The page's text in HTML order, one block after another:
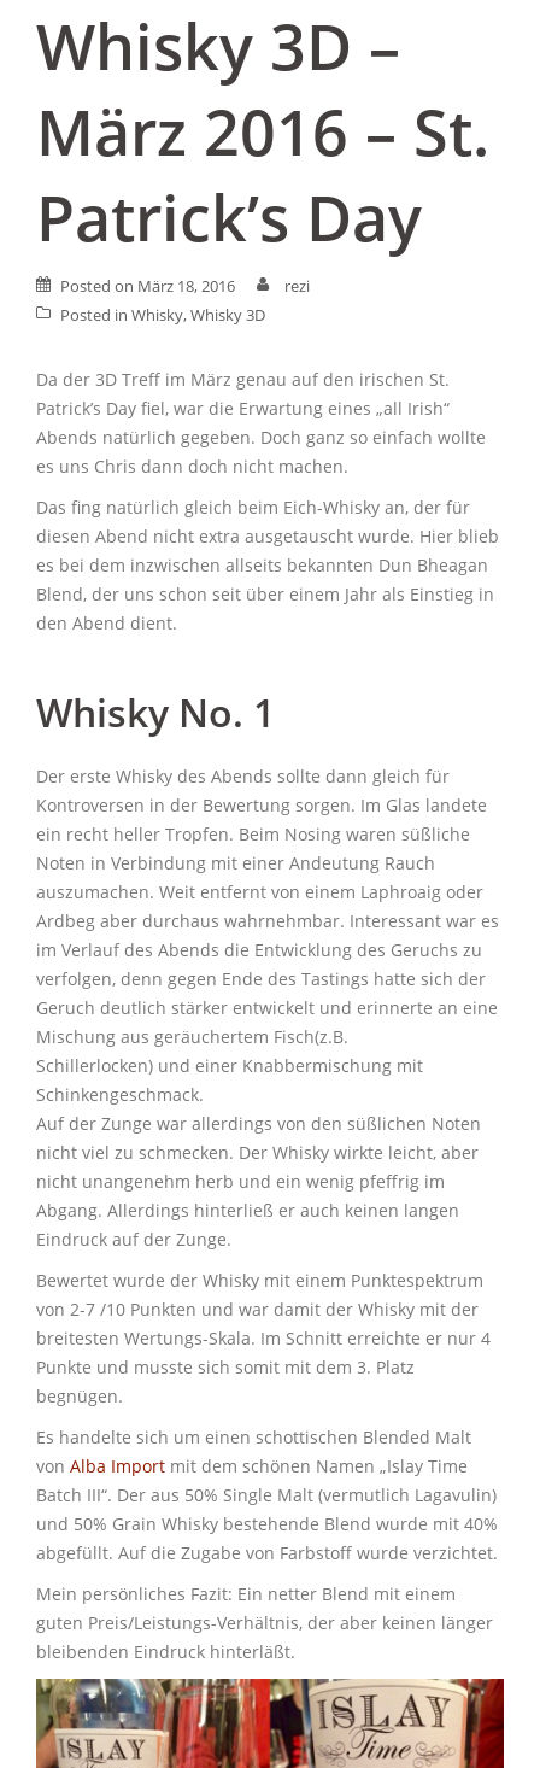
Whisky 3D –
März 2016 – St.
Patrick’s Day
Posted on März 18, 2016
rezi
Posted in Whisky,Whisky 3D
Da der 3D Treff im März genau auf den irischen St.
Patrick’s Day fiel, war die Erwartung eines „all Irish“
Abends natürlich gegeben. Doch ganz so einfach wollte
es uns Chris dann doch nicht machen.
Das fing natürlich gleich beim Eich-Whisky an, der für
diesen Abend nicht extra ausgetauscht wurde. Hier blieb
es bei dem inzwischen allseits bekannten Dun Bheagan
Blend, der uns schon seit über einem Jahr als Einstieg in
den Abend dient.
Whisky No. 1
Der erste Whisky des Abends sollte dann gleich für
Kontroversen in der Bewertung sorgen. Im Glas landete
ein recht heller Tropfen. Beim Nosing waren süßliche
Noten in Verbindung mit einer Andeutung Rauch
auszumachen. Weit entfernt von einem Laphroaig oder
Ardbeg aber durchaus wahrnehmbar. Interessant war es
im Verlauf des Abends die Entwicklung des Geruchs zu
verfolgen, denn gegen Ende des Tastings hatte sich der
Geruch deutlich stärker entwickelt und erinnerte an eine
Mischung aus geräuchertem Fisch(z.B.
Schillerlocken) und einer Knabbermischung mit
Schinkengeschmack.
Auf der Zunge war allerdings von den süßlichen Noten
nicht viel zu schmecken. Der Whisky wirkte leicht, aber
nicht unangenehm herb und ein wenig pfeffrig im
Abgang. Allerdings hinterließ er auch keinen langen
Eindruck auf der Zunge.
Bewertet wurde der Whisky mit einem Punktespektrum
von 2-7 /10 Punkten und war damit der Whisky mit der
breitesten Wertungs-Skala. Im Schnitt erreichte er nur 4
Punkte und musste sich somit mit dem 3. Platz
begnügen.
Es handelte sich um einen schottischen Blended Malt
von Alba Import mit dem schönen Namen „Islay Time
Batch III“. Der aus 50% Single Malt (vermutlich Lagavulin)
und 50% Grain Whisky bestehende Blend wurde mit 40%
abgefüllt. Auf die Zugabe von Farbstoff wurde verzichtet.
Mein persönliches Fazit: Ein netter Blend mit einem
guten Preis/Leistungs-Verhältnis, der aber keinen länger
bleibenden Eindruck hinterläßt.